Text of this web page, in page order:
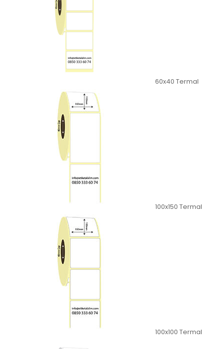
60x40 Termal
100x150 Termal
100x100 Termal